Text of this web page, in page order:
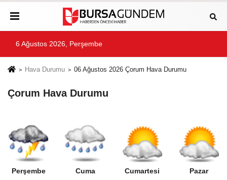
6 Ağustos 2026, Perşembe
Hava Durumu 06 Ağustos 2026 Çorum Hava Durumu
Çorum Hava Durumu
Perşembe
Cuma
Cumartesi
Pazar